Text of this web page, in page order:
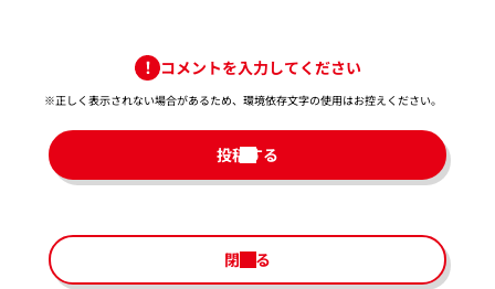
コメントを入力してください
※正しく表示されない場合があるため、環境依存文字の使用はお控えください。​
投稿する
閉じる